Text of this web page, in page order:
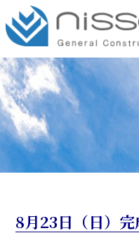
8月23日（日）完